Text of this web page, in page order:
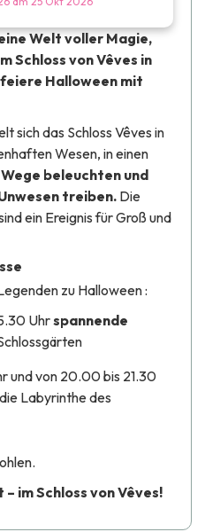
Welt voller Magie,
Schloss von Vêves in
Halloween mit
sich das Schloss Vêves in
Wesen, in einen
beleuchten und
treiben. Die
ein Ereignis für Groß und
zu Halloween :
Uhrspannende
und von 20.00 bis 21.30
Labyrinthe des
im Schloss von Vêves!